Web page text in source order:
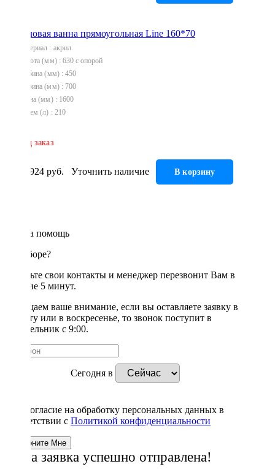
Акриловая ванна прямоугольная Line 160*70
Материал
акрил
Высота (мм)
630 с опорой
Глубина (мм)
450
Ширина (мм)
700
Длина (мм)
1600
Объем (л)
210
Под заказ
19 924 руб. Уточнить наличие В корзину
Нужна помощь
в подборе?
Оставьте свои контакты и менеджер перезвонит Вам в
течение 5 минут.
Обращаем ваше внимание, если вы оставляете заявку в
субботу или в воскресенье, то звонок поступит в
понедельник с 9:00.
Сегодня в
Даю согласие на обработку персональных данных в
соответствии с Политикой конфиденциальности
Ваша заявка успешно отправлена!